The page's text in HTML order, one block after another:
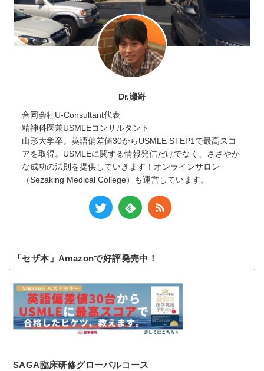
Dr.瀬嵜
合同会社U-Consultant代表
精神科医兼USMLEコンサルタント
山形大学卒。英語偏差値30からUSMLE STEP1で最高スコ
アを取得。USMLEに関する情報発信だけでなく、ささやか
な成功の法則を提供していきます！オンラインサロン
（Sezaking Medical College）も運営しています。
「セザ本」Amazonで好評発売中！
SAGA臨床研修グローバルコース